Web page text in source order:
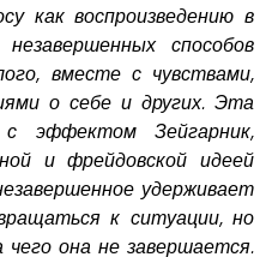
как воспроизведению в
способов
вместе с чувствами,
о себе и других. Эта
с эффектом Зейгарник,
и фрейдовской идеей
удерживает
к ситуации, но
чего она не завершается.